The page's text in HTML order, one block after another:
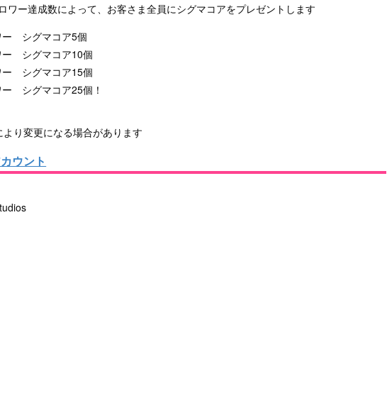
ワー達成数によって、お客さま全員にシグマコアをプレゼントします
ー シグマコア5個
ー シグマコア10個
ー シグマコア15個
シグマコア25個！
り変更になる場合があります
ウント